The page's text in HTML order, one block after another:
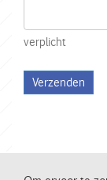
verplicht